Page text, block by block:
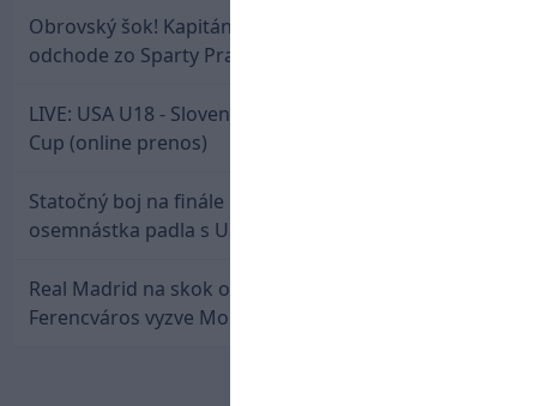
Obrovský šok! Kapitán Lukáš Haraslín je údajne na
odchode zo Sparty Praha
LIVE: USA U18 - Slovensko U18 / Hlinka-Gretzky
Cup (online prenos)
Statočný boj na finále nestačil: Slovenská
osemnástka padla s USA a zabojuje o bronz
Real Madrid na skok od Slovenska: Borbélyho
Ferencváros vyzve Mourinhove hviezdy